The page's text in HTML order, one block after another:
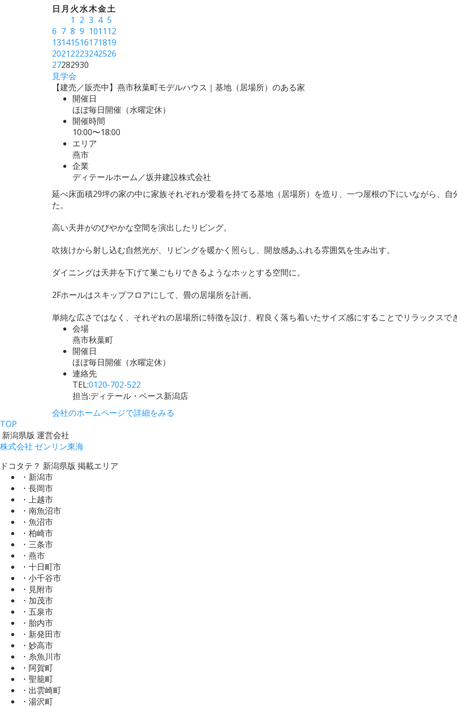
日 月 火水木金土
1 2 3 4 5
6 7 8 9 1011 12
13141516171819
20212223242526
27282930
見学会
【建売／販売中】燕市秋葉町モデルハウス｜基地（居場所）のある家
開催日
ほぼ毎日開催（水曜定休）
開催時間
10:00〜18:00
エリア
燕市
企業
ディテールホーム／坂井建設株式会社
延べ床面積29坪の家の中に家族それぞれが愛着を持てる基地（居場所）を造り、一つ屋根の下にいながら、
た。
高い天井がのびやかな空間を演出したリビング。
吹抜けから射し込む自然光が、リビングを暖かく照らし、開放感あふれる雰囲気を生み出す。
ダイニングは天井を下げて巣ごもりできるようなホッとする空間に。
2Fホールはスキップフロアにして、畳の居場所を計画。
単純な広さではなく、それぞれの居場所に特徴を設け、程良く落ち着いたサイズ感にすることでリラックスで
会場
燕市秋葉町
開催日
ほぼ毎日開催（水曜定休）
連絡先
TEL:0120-702-522
担当:ディテール・ベース新潟店
会社のホームページで詳細をみる
TOP
新潟県版 運営会社
株式会社 ゼンリン東海
ドコタテ？ 新潟県版 掲載エリア
・新潟市
・長岡市
・上越市
・南魚沼市
・魚沼市
・柏崎市
・三条市
・燕市
・十日町市
・小千谷市
・見附市
・加茂市
・五泉市
・胎内市
・新発田市
・妙高市
・糸魚川市
・阿賀町
・聖籠町
・出雲崎町
・湯沢町